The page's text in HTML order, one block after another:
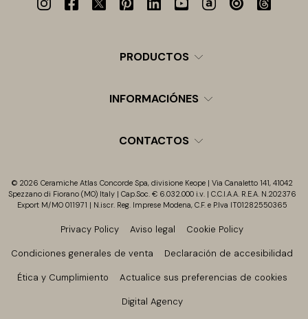
PRODUCTOS
INFORMACIÓNES
CONTACTOS
© 2026 Ceramiche Atlas Concorde Spa, divisione Keope | Via Canaletto 141, 41042
Spezzano di Fiorano (MO) Italy | Cap.Soc. € 6.032.000 i.v. | C.C.I.A.A. R.E.A. N.202376
Export M/MO 011971 | N.iscr. Reg. Imprese Modena, C.F. e P.Iva IT01282550365
Privacy Policy Aviso legal Cookie Policy
Condiciones generales de venta Declaración de accesibilidad
Ética y Cumplimiento Actualice sus preferencias de cookies
Digital Agency